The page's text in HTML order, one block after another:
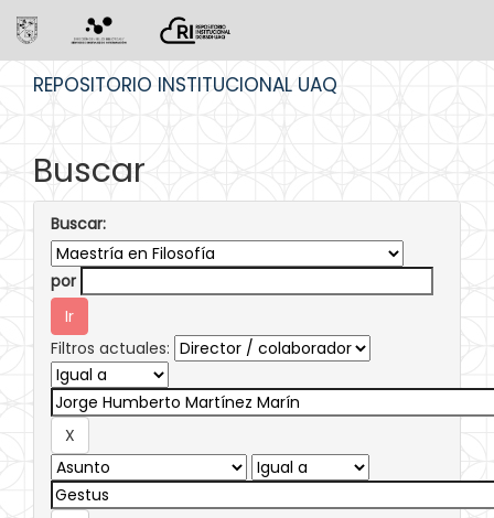
REPOSITORIO INSTITUCIONAL UAQ
Buscar
Buscar:
por
Filtros actuales: